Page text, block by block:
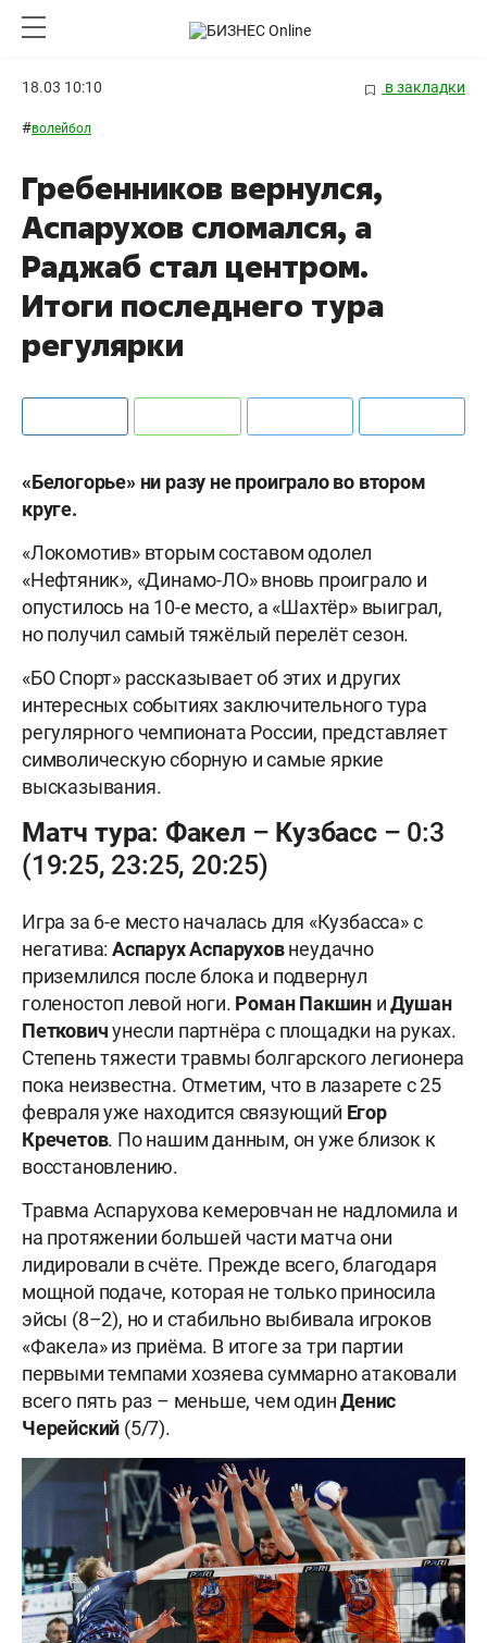
18.03 10:10 в закладки
#волейбол
Гребенников вернулся,
Аспарухов сломался, а
Раджаб стал центром.
Итоги последнего тура
регулярки
«Белогорье» ни разу не проиграло во втором
круге.
«Локомотив» вторым составом одолел
«Нефтяник», «Динамо-ЛО» вновь проиграло и
опустилось на 10-е место, а «Шахтёр» выиграл,
но получил самый тяжёлый перелёт сезон.
«БО Спорт» рассказывает об этих и других
интересных событиях заключительного тура
регулярного чемпионата России, представляет
символическую сборную и самые яркие
высказывания.
Матч тура: Факел – Кузбасс – 0:3
(19:25, 23:25, 20:25)
Игра за 6-е место началась для «Кузбасса» с
негатива: Аспарух Аспаруховнеудачно
приземлился после блока и подвернул
голеностоп левой ноги. Роман Пакшин иДушан
Петковичунесли партнёра с площадки на руках.
Степень тяжести травмы болгарского легионера
пока неизвестна. Отметим, что в лазарете с 25
февраля уже находится связующий Егор
Кречетов. По нашим данным, он уже близок к
восстановлению.
Травма Аспарухова кемеровчан не надломила и
на протяжении большей части матча они
лидировали в счёте. Прежде всего, благодаря
мощной подаче, которая не только приносила
эйсы (8–2), но и стабильно выбивала игроков
«Факела» из приёма. В итоге за три партии
первыми темпами хозяева суммарно атаковали
всего пять раз – меньше, чем одинДенис
Черейский (5/7).